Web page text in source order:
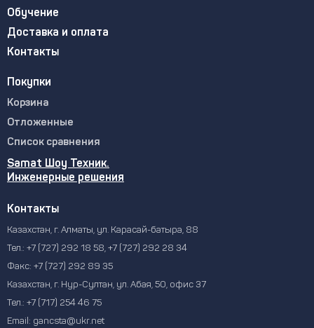
Обучение
Доставка и оплата
Контакты
Покупки
Корзина
Отложенные
Список сравнения
Samat Шоу Техник.
Инженерные решения
Контакты
Казахстан, г. Алматы, ул. Карасай-батыра, 88
Тел.: +7 (727) 292 18 58, +7 (727) 292 28 34
Факс: +7 (727) 292 89 35
Казахстан, г. Нур-Султан, ул. Абая, 50, офис 37
Тел.: +7 (717) 254 46 75
Email: gancsta@ukr.net